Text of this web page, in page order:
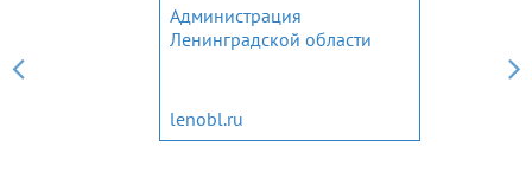
Администрация
Ленинградской области
lenobl.ru